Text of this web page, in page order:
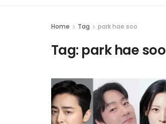
Home Tag park hae soo
Tag: park hae soo